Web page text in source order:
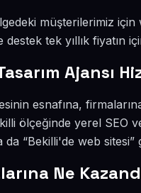
müşterilerimiz
destek tek yıllık fiyatın
Ajansı
esnafına,
ölçeğinde yerel SEO
da “Bekilli'de web
Ne